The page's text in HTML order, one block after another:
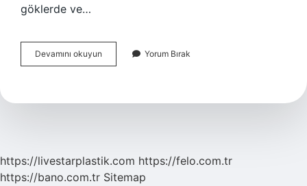
göklerde ve…
Devamını okuyun
Suresi
Ne
Yorum Bırak
https://livestarplastik.com https://felo.com.tr
https://bano.com.tr Sitemap